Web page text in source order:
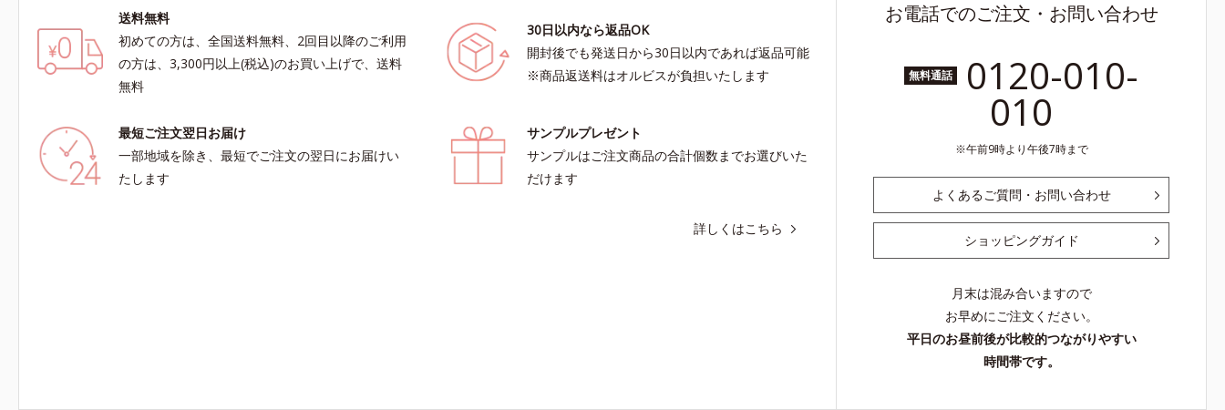
送料無料
初めての方は、全国送料無料、2回目以降のご利用
の方は、3,300円以上(税込)のお買い上げで、送料
無料
30日以内なら返品OK
開封後でも発送日から30日以内であれば返品可能
※商品返送料はオルビスが負担いたします
最短ご注文翌日お届け
一部地域を除き、最短でご注文の翌日にお届けい
たします
サンプルプレゼント
サンプルはご注文商品の合計個数までお選びいた
だけます
詳しくはこちら
お電話でのご注文・お問い合わせ
無料通話 0120-010-
010
午前9時より午後7時まで
よくあるご質問・お問い合わせ
ショッピングガイド
月末は混み合いますので
お早めにご注文ください。
平日のお昼前後が比較的つながりやすい
時間帯です。